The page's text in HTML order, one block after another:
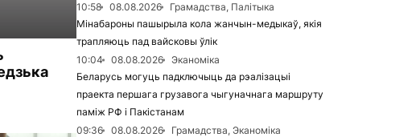
10:58
08.08.2026
Грамадства, Палітыка
Мінабароны пашырыла кола жанчын-медыкаў, якія
трапляюць пад вайсковы ўлік
10:04
08.08.2026
Эканоміка
Беларусь могуць падключыць да рэалізацыі
праекта першага грузавога чыгуначнага маршруту
паміж РФ і Пакістанам
09:36
08.08.2026
Грамадства, Эканоміка